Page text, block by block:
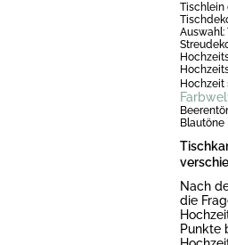
Tischlein
Auswahl:
Hochzeit
Blautöne
Nach
die
Punkte